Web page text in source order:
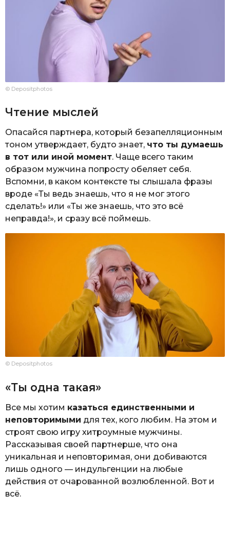
© Depositphotos
Чтение мыслей
Опасайся партнера, который безапелляционным
тоном утверждает, будто знает, что ты думаешь
в тот или иной момент. Чаще всего таким
образом мужчина попросту обеляет себя.
Вспомни, в каком контексте ты слышала фразы
вроде «Ты ведь знаешь, что я не мог этого
сделать!» или «Ты же знаешь, что это всё
неправда!», и сразу всё поймешь.
© Depositphotos
«Ты одна такая»
Все мы хотим казаться единственными и
неповторимыми для тех, кого любим. На этом и
строят свою игру хитроумные мужчины.
Рассказывая своей партнерше, что она
уникальная и неповторимая, они добиваются
лишь одного — индульгенции на любые
действия от очарованной возлюбленной. Вот и
всё.